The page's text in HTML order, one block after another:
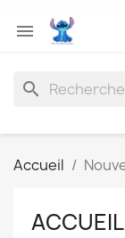

search
Accueil
ACCUEIL